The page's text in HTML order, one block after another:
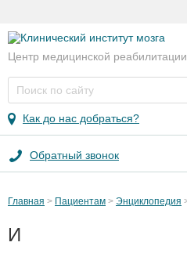
Центр медицинской реабилитации
Как до нас добраться?
Обратный звонок
Главная Пациентам Энциклопедия
И